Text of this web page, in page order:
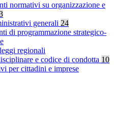
normativi su organizzazione e
generali 24
di programmazione strategico-
regionali
e codice di condotta 10
per cittadini e imprese